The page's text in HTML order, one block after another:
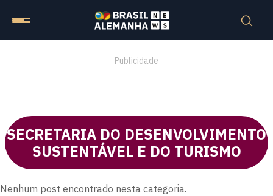
Publicidade
SECRETARIA DO DESENVOLVIMENTO
SUSTENTÁVEL E DO TURISMO
Nenhum post encontrado nesta categoria.